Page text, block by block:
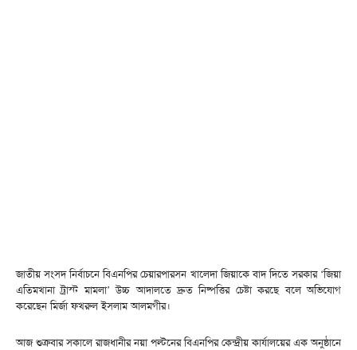
জাতীয় সংসদ নির্বাচনে বিএনপির চেয়ারপারসন খালেদা জিয়াকে বাদ দিতে সরকার ‘জিয়া
এতিমখানা ট্রাস্ট মামলা’ উচ্চ আদালতে দ্রুত নিষ্পত্তির চেষ্টা করছে বলে অভিযোগ
করেছেন মির্জা ফখরুল ইসলাম আলমগীর।
আজ শুক্রবার সকালে রাজধানীর নয়া পল্টনের বিএনপির কেন্দ্রীয় কার্যালয়ের এক অনুষ্ঠানে